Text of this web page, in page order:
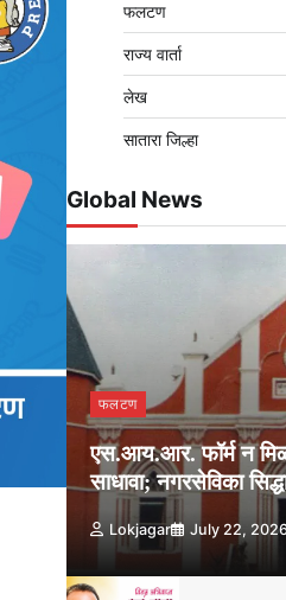
फलटण
राज्य वार्ता
लेख
सातारा जिल्हा
Global News
फलटण
एस.आय.आर. फॉर्म न
साधावा; नगरसेविका
Lokjagar July 22,